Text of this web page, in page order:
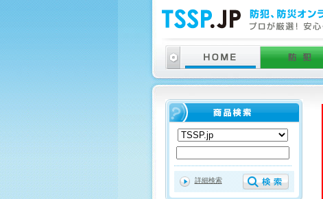
詳細検索